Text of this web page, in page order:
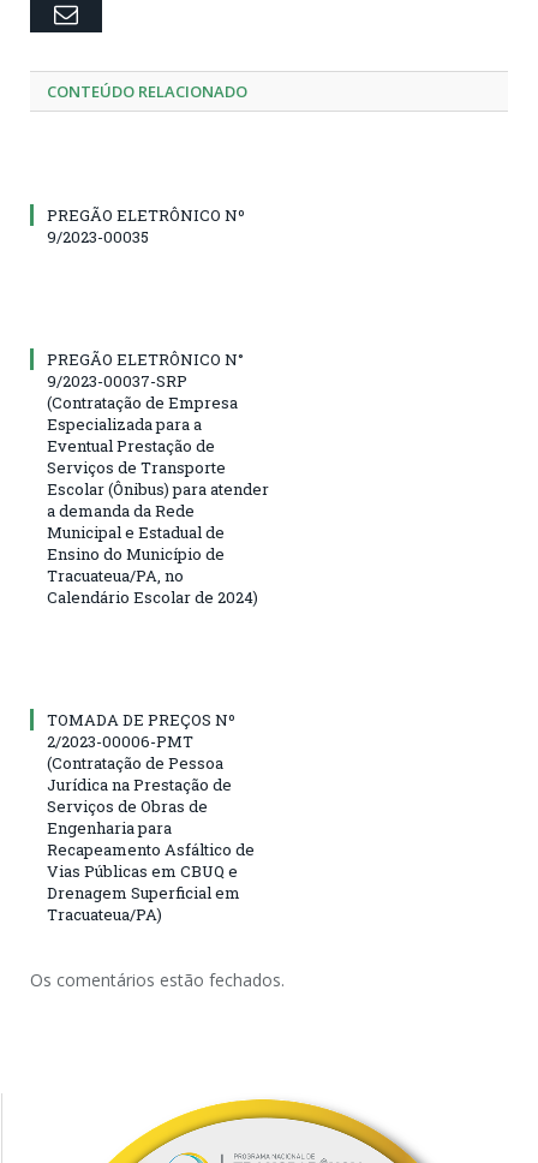
Email
CONTEÚDO RELACIONADO
PREGÃO ELETRÔNICO Nº
9/2023-00035
PREGÃO ELETRÔNICO N°
9/2023-00037-SRP
(Contratação de Empresa
Especializada para a
Eventual Prestação de
Serviços de Transporte
Escolar (Ônibus) para atender
a demanda da Rede
Municipal e Estadual de
Ensino do Município de
Tracuateua/PA, no
Calendário Escolar de 2024)
TOMADA DE PREÇOS Nº
2/2023-00006-PMT
(Contratação de Pessoa
Jurídica na Prestação de
Serviços de Obras de
Engenharia para
Recapeamento Asfáltico de
Vias Públicas em CBUQ e
Drenagem Superficial em
Tracuateua/PA)
Os comentários estão fechados.